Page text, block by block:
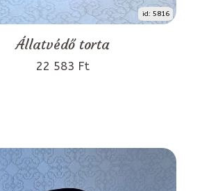
id: 5816
Állatvédő torta
22 583 Ft